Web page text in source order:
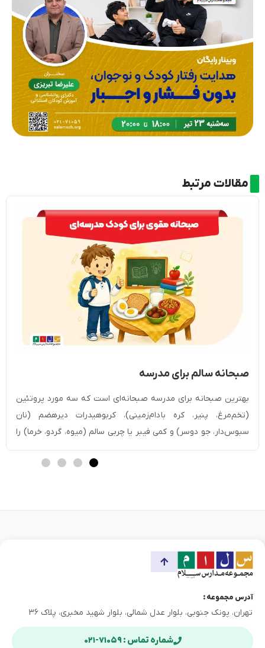
مقالات مرتبط
صبحانه سالم برای مدرسه
بهترین صبحانه برای مدرسه صبحانه‌ای است که سه مورد پروتئین
(تخم‌مرغ، پنیر، کره بادام‌زمینی)، کربوهیدرات دیرهضم (نان
سبوس‌دار، جو دوسر) و کمی فیبر یا چربی سالم (میوه، گردو، خرما) را
کنار هم داشته باشد. این ترکیب قند خون را یکنواخت نگه داشته و
بچه را تا زنگ تفریح دوم سیر نگه می‌دارد. اگر تغذیه یکی […]
آدرس مجموعه :
تهران، پونک جنوبی، بلوار عدل شمالی، بلوار شهید مخبری، پلاک ۳۶
شماره تماس : ۷۱۰۵۹-۰۲۱